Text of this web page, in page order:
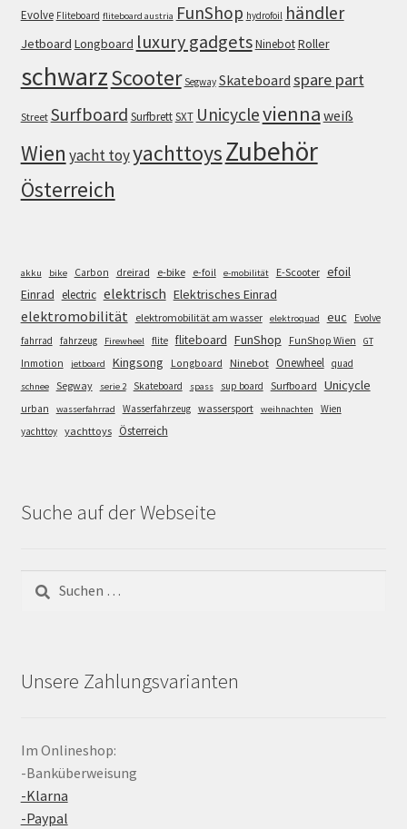
Evolve Fliteboard fliteboard austria FunShop hydrofoil händler
Jetboard Longboard luxury gadgetsNinebotRoller
schwarzScooter Segway Skateboard spare part
Street Surfboard SurfbrettSXT Unicyclevienna weiß
Wien yacht toyyachttoysZubehör
Österreich
akku bike Carbon dreirad e-bike e-foil e-mobilität E-Scooter efoil
Einrad electric elektrisch Elektrisches Einrad
elektromobilität elektromobilität am wasser elektroquad euc
Evolve
fahrrad
fahrzeug Firewheel flite fliteboard FunShop FunShop Wien GT
Inmotion jetboard Kingsong Longboard Ninebot Onewheel quad
schnee Segway serie 2 Skateboard spass sup board Surfboard Unicycle
urban wasserfahrrad Wasserfahrzeug wassersport weihnachten
Wien
yachttoy yachttoys Österreich
Suche auf der Webseite
nach:
Unsere Zahlungsvarianten
Im Onlineshop:
-Banküberweisung
-Klarna
-Paypal